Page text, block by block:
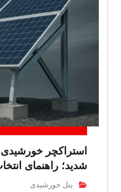
استراکچر خورشیدی
شدید؛ راهنمای
پنل خورشیدی